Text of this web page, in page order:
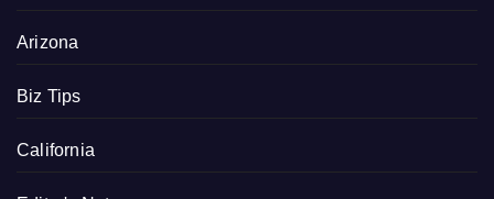
Arizona
Biz Tips
California